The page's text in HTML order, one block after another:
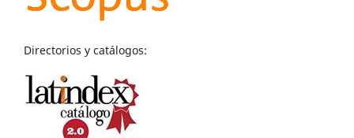
Directorios y catálogos: